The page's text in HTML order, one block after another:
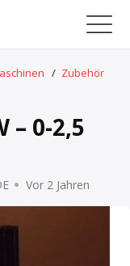
/ Zubehör
– 0-2,5
Vor 2 Jahren